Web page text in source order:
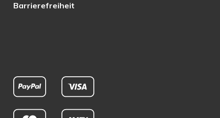
Barrierefreiheit